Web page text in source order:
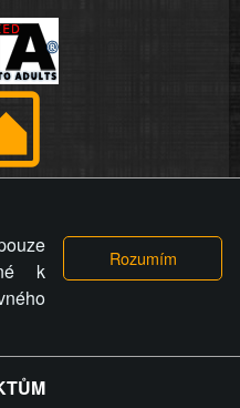
toto opatření provozovatele
fotografii nebo video na
fotografie, videa nebo
okolnost uplatnit vůči
na náhradu škody nebo
újmy.
k